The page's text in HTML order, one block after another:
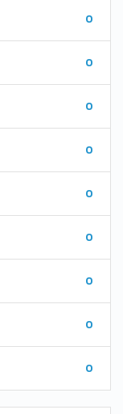
0
0
0
0
0
0
0
0
0